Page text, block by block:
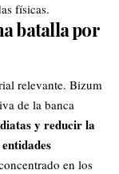
físicas.
batalla por
relevante. Bizum
de la banca
y reducir la
en los